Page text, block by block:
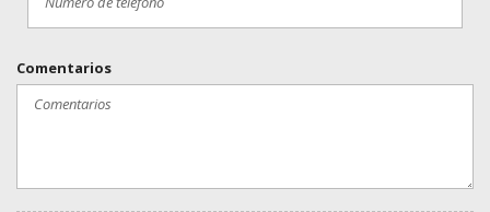
Comentarios